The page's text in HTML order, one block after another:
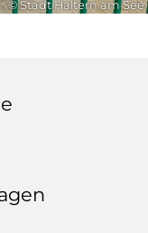
© Stadt Haltern am See